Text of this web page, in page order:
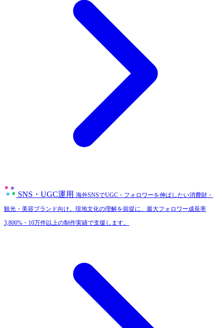
SNS・UGC運用 海外SNSでUGC・フォロワーを伸ばしたい消費財・
観光・美容ブランド向け。現地文化の理解を前提に、最大フォロワー成長率
3,800%・10万件以上の制作実績で支援します。